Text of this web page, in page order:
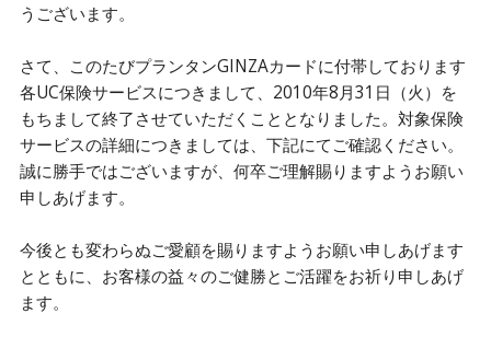
うございます。
さて、このたびプランタンGINZAカードに付帯しております
各UC保険サービスにつきまして、2010年8月31日（火）を
もちまして終了させていただくこととなりました。対象保険
サービスの詳細につきましては、下記にてご確認ください。
誠に勝手ではございますが、何卒ご理解賜りますようお願い
申しあげます。
今後とも変わらぬご愛顧を賜りますようお願い申しあげます
とともに、お客様の益々のご健勝とご活躍をお祈り申しあげ
ます。